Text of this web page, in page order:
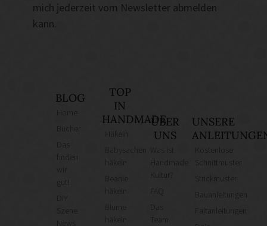
mich jederzeit vom Newsletter abmelden
kann.
BLOG
gut!
TOP
IN
HANDMADE
häkeln
häkeln
ÜBER
UNS
Was ist
Kultur?
Das
Team
UNSERE
Kostenlose
Schnittmuster
Strickmuster
Bauanleitungen
Faltanleitungen